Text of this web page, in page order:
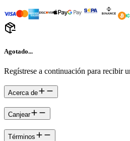
Agotado...
Regístrese a continuación para recibir
Acerca de
Canjear
Términos